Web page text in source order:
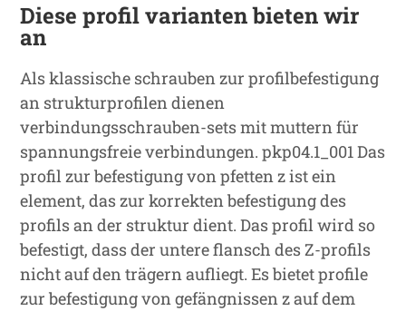
Diese profil varianten bieten wir
an
Als klassische schrauben zur profilbefestigung
an strukturprofilen dienen
verbindungsschrauben-sets mit muttern für
spannungsfreie verbindungen. pkp04.1_001Das
profil zur befestigung von pfetten z ist ein
element, das zur korrekten befestigung des
profils an der struktur dient. Das profil wird so
befestigt, dass der untere flansch des Z-profils
nicht auf den trägern aufliegt. Es bietet profile
zur befestigung von gefängnissen z auf dem